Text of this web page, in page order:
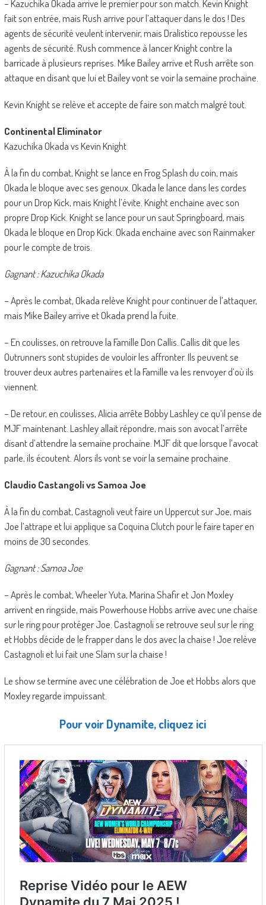
– Kazuchika Okada arrive le premier pour son match. Kevin Knight
fait son entrée, mais Rush arrive pour l’attaquer dans le dos ! Des
agents de sécurité veulent intervenir, mais Dralistico repousse les
agents de sécurité. Rush commence à lancer Knight contre la
barricade à plusieurs reprises. Mike Bailey arrive et Rush arrête son
attaque en disant que lui et Bailey vont se voir la semaine prochaine.
Kevin Knight se relève et accepte de faire son match malgré tout.
Continental Eliminator
Kazuchika Okada vs Kevin Knight
À la fin du combat, Knight se lance en Frog Splash du coin, mais
Okada le bloque avec ses genoux. Okada le lance dans les cordes
pour un Drop Kick, mais Knight l’évite. Knight enchaine avec son
propre Drop Kick. Knight se lance pour un saut Springboard, mais
Okada le bloque en Drop Kick. Okada enchaine avec son Rainmaker
pour le compte de trois.
Gagnant : Kazuchika Okada
– Après le combat, Okada relève Knight pour continuer de l’attaquer,
mais Mike Bailey arrive et Okada prend la fuite.
– En coulisses, on retrouve la Famille Don Callis. Callis dit que les
Outrunners sont stupides de vouloir les affronter. Ils peuvent se
trouver deux autres partenaires et la Famille va les renvoyer d’où ils
viennent.
– De retour, en coulisses, Alicia arrête Bobby Lashley ce qu’il pense de
MJF maintenant. Lashley allait répondre, mais son avocat l’arrête
disant d’attendre la semaine prochaine. MJF dit que lorsque l’avocat
parle, ils écoutent. Alors ils vont se voir la semaine prochaine.
Claudio Castangoli vs Samoa Joe
À la fin du combat, Castagnoli veut faire un Uppercut sur Joe, mais
Joe l’attrape et lui applique sa Coquina Clutch pour le faire taper en
moins de 30 secondes.
Gagnant : Samoa Joe
– Après le combat, Wheeler Yuta, Marina Shafir et Jon Moxley
arrivent en ringside, mais Powerhouse Hobbs arrive avec une chaise
sur le ring pour protéger Joe. Castagnoli se retrouve seul sur le ring
et Hobbs décide de le frapper dans le dos avec la chaise ! Joe relève
Castagnoli et lui fait une Slam sur la chaise !
Le show se termine avec une célébration de Joe et Hobbs alors que
Moxley regarde impuissant.
Pour voir Dynamite, cliquez ici